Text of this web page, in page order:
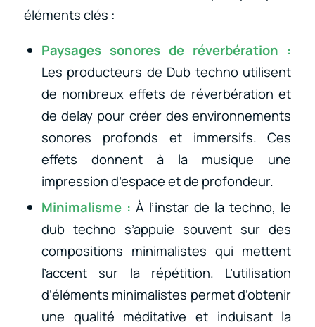
éléments clés :
Paysages sonores de réverbération :
Les producteurs de Dub techno utilisent
de nombreux effets de réverbération et
de delay pour créer des environnements
sonores profonds et immersifs. Ces
effets donnent à la musique une
impression d’espace et de profondeur.
Minimalisme : À l’instar de la techno, le
dub techno s’appuie souvent sur des
compositions minimalistes qui mettent
l’accent sur la répétition. L’utilisation
d’éléments minimalistes permet d’obtenir
une qualité méditative et induisant la